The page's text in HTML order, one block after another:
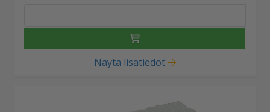
Näytä lisätiedot